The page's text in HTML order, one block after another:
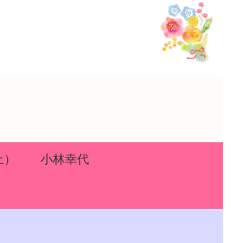
） 小林幸代